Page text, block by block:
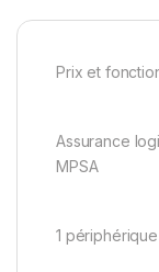
Prix et
Assurance
MPSA
1 périphérique